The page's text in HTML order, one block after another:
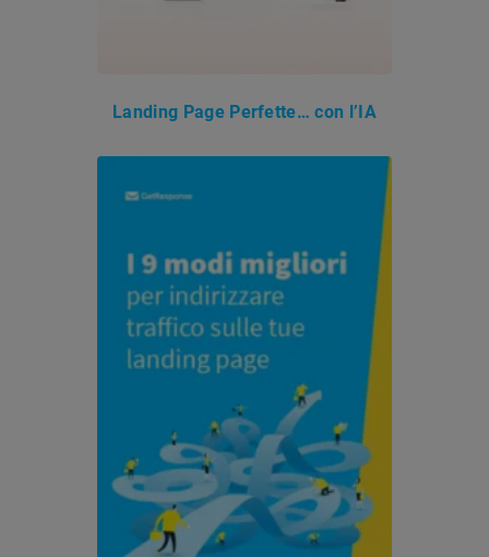
Landing Page Perfette… con l’IA